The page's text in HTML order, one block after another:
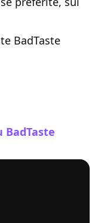
BadTaste
BadTaste